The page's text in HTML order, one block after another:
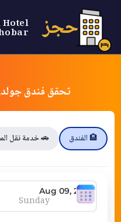
حجز
تحقق فندق
🏨 الفندق 🚗 خدمة نقل
Sunday